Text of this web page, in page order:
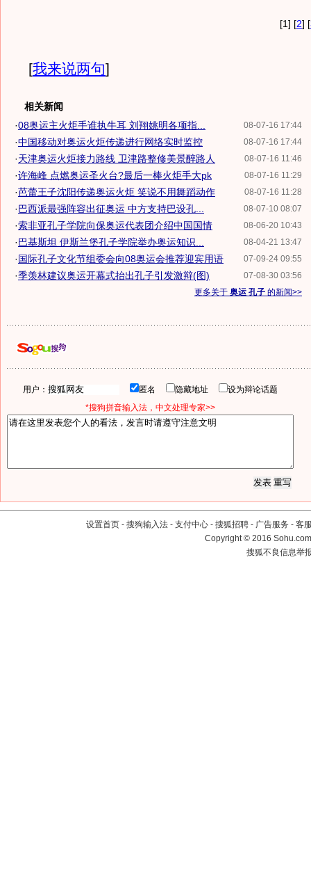
[1] [2] [
[我来说两句]
相关新闻
08-07-16 17:44
·08奥运主火炬手谁执牛耳 刘翔姚明各项指...
08-07-16 17:44
·中国移动对奥运火炬传递进行网络实时监控
08-07-16 11:46
·天津奥运火炬接力路线 卫津路整修美景醉路人
08-07-16 11:29
·许海峰 点燃奥运圣火台?最后一棒火炬手大pk
08-07-16 11:28
·芭蕾王子沈阳传递奥运火炬 笑说不用舞蹈动作
08-07-10 08:07
·巴西派最强阵容出征奥运 中方支持巴设孔...
08-06-20 10:43
·索非亚孔子学院向保奥运代表团介绍中国国情
08-04-21 13:47
·巴基斯坦 伊斯兰堡孔子学院举办奥运知识...
07-09-24 09:55
·国际孔子文化节组委会向08奥运会推荐迎宾用语
07-08-30 03:56
·季羡林建议奥运开幕式抬出孔子引发激辩(图)
更多关于 奥运 孔子 的新闻>>
用户： 匿名 隐藏地址
设为辩论话题
*搜狗拼音输入法，中文处理专家>>
设置首页 - 搜狗输入法 - 支付中心 - 搜狐招聘 - 广告服务 - 客
Copyright©2016
搜狐不良信息举